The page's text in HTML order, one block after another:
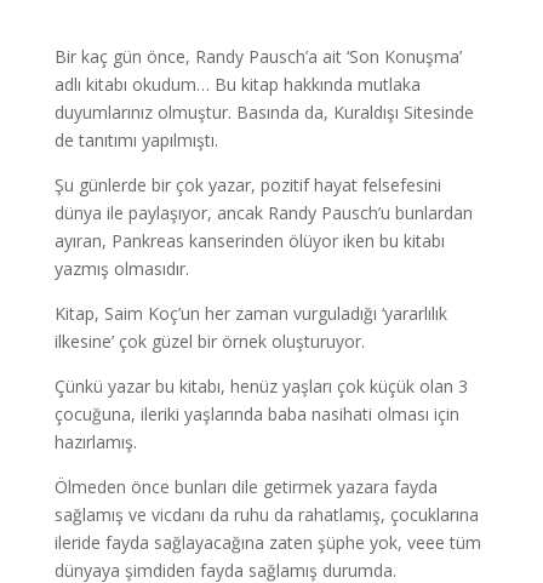
Bir kaç gün önce, Randy Pausch’a ait ‘Son Konuşma’
adlı kitabı okudum… Bu kitap hakkında mutlaka
duyumlarınız olmuştur. Basında da, Kuraldışı Sitesinde
de tanıtımı yapılmıştı.
Şu günlerde bir çok yazar, pozitif hayat felsefesini
dünya ile paylaşıyor, ancak Randy Pausch’u bunlardan
ayıran, Pankreas kanserinden ölüyor iken bu kitabı
yazmış olmasıdır.
Kitap, Saim Koç’un her zaman vurguladığı ‘yararlılık
ilkesine’ çok güzel bir örnek oluşturuyor.
Çünkü yazar bu kitabı, henüz yaşları çok küçük olan 3
çocuğuna, ileriki yaşlarında baba nasihati olması için
hazırlamış.
Ölmeden önce bunları dile getirmek yazara fayda
sağlamış ve vicdanı da ruhu da rahatlamış, çocuklarına
ileride fayda sağlayacağına zaten şüphe yok, veee tüm
dünyaya şimdiden fayda sağlamış durumda.